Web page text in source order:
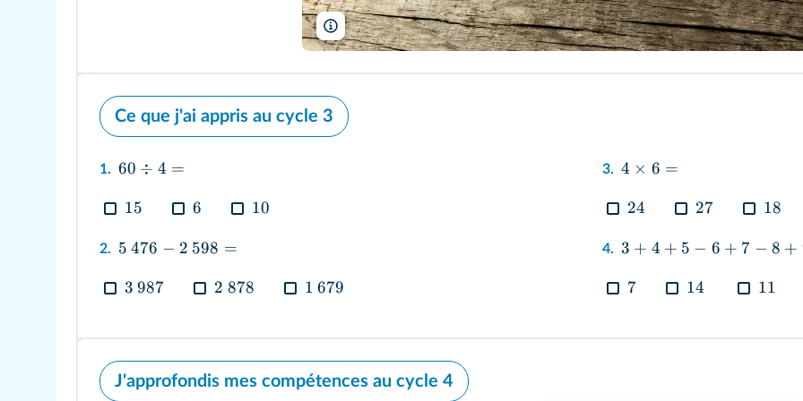
Iploydoy/Shutterstock
Ce que j'ai appris au cycle 3
1. 60 ÷ 4 =
15
6 10
2. 5 476 − 2 598 =
3 987 2 878 1 679
3. 4 × 6 =
24
27 18
4. 3 + 4 + 5 − 6 + 7 − 8 +
7
14 11
J'approfondis mes compétences au cycle 4